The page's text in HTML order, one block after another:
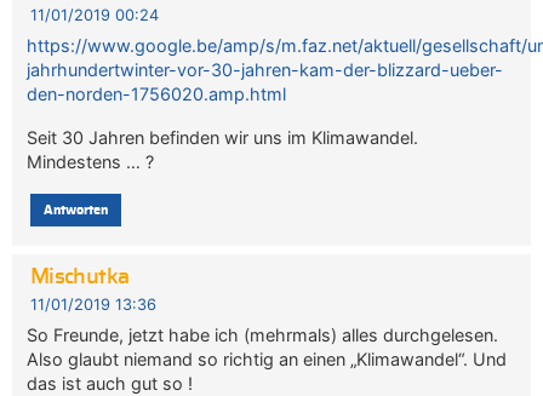
11/01/2019 00:24
https://www.google.be/amp/s/m.faz.net/aktuell/gesellschaft/
jahrhundertwinter-vor-30-jahren-kam-der-blizzard-ueber-
den-norden-1756020.amp.html
Seit 30 Jahren befinden wir uns im Klimawandel.
Mindestens … ?
Antworten
Mischutka
11/01/2019 13:36
So Freunde, jetzt habe ich (mehrmals) alles durchgelesen.
Also glaubt niemand so richtig an einen „Klimawandel“. Und
das ist auch gut so !